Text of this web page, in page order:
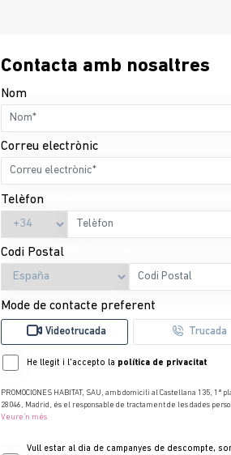
Contacta amb nosaltres
Nom
Correu electrònic
Telèfon
Codi Postal
Mode de contacte preferent
Videotrucada Trucada
He llegit i l'accepto la política de privacitat
PROMOCIONES HABITAT, SAU, amb domicili al Castellana 135, 1ª
28046, Madrid, és el responsable de tractament de les dades
Veure’n més
Vull estar al dia de campanyes de descompte,